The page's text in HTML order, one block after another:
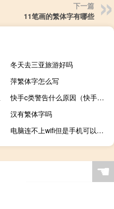
下一篇
11笔画的繁体字有哪些
冬天去三亚旅游好吗
萍繁体字怎么写
快手c类警告什么原因（快手c类警告pk受限啥意思）
汉有繁体字吗
电脑连不上wifi但是手机可以连得上怎么办（电脑连不上wifi）
☚